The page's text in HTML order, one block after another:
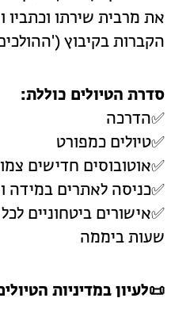
את מרבית שירתו וכתביו
הקברות בקיבוץ
סדרת הטיולים כוללת:
✅הדרכה
✅טיולים כמפורט
✅אוטובוסים חדישים
✅כניסה לאתרים במידה
שעות ביממה
📜לעיון במדיניות